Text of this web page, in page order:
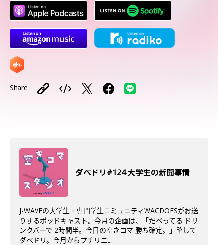
Share
ダベドリ#124 大学生の新聞事情
J-WAVEの大学生・専門学生コミュニティWACDOESがお送
りするポッドキャスト。今月の企画は、「だべってる ドリ
ンクバーで 2時間半。今日の空きコマ 勝ち確定。」略して
ダベドリ。今月からプチリニ...